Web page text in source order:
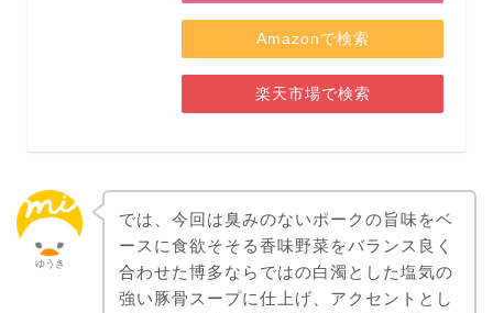
Amazonで検索
楽天市場で検索
ゆうき
では、今回は臭みのないポークの旨味をベ
ースに食欲そそる香味野菜をバランス良く
合わせた博多ならではの白濁とした塩気の
強い豚骨スープに仕上げ、アクセントとし